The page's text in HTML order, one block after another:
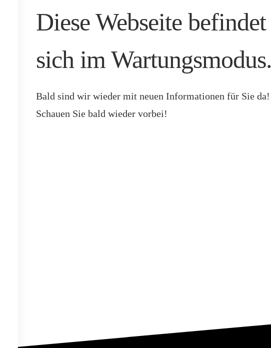
Diese Webseite befindet
sich im Wartungsmodus.
Bald sind wir wieder mit neuen Informationen für Sie da!
Schauen Sie bald wieder vorbei!